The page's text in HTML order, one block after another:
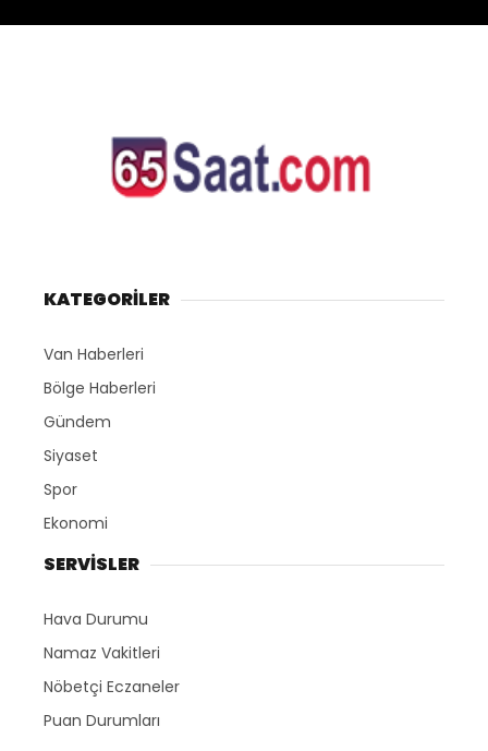
KATEGORİLER
Van Haberleri
Bölge Haberleri
Gündem
Siyaset
Spor
Ekonomi
SERVİSLER
Hava Durumu
Namaz Vakitleri
Nöbetçi Eczaneler
Puan Durumları